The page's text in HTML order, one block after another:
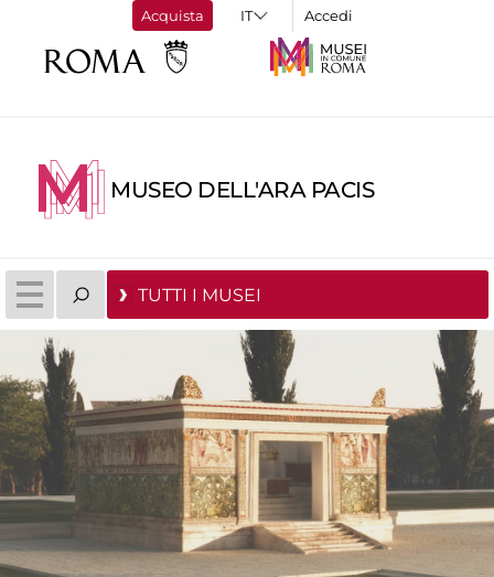
Acquista Accedi
MUSEO DELL'ARA PACIS
TUTTI I MUSEI